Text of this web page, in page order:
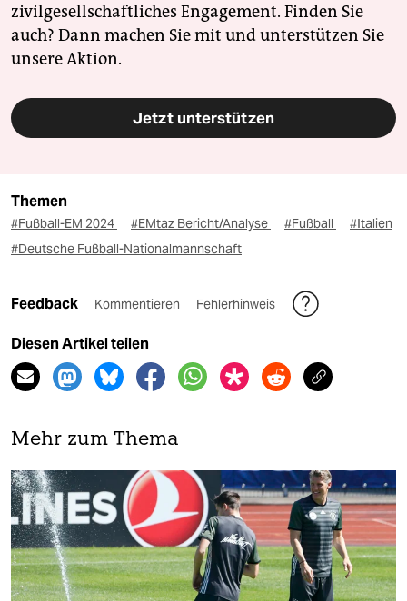
zivilgesellschaftliches Engagement. Finden Sie
auch? Dann machen Sie mit und unterstützen Sie
unsere Aktion.
Jetzt unterstützen
Themen
#Fußball-EM 2024 #EMtaz Bericht/Analyse #Fußball
#Italien
#Deutsche Fußball-Nationalmannschaft
Feedback Kommentieren Fehlerhinweis
Diesen Artikel teilen
Mehr zum Thema